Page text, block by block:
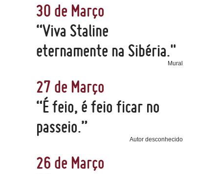
30 de Março
“Viva Staline
eternamente na Sibéria."
Mural
27 de Março
“É feio, é feio ficar no
passeio.”
Autor desconhecido
26 de Março